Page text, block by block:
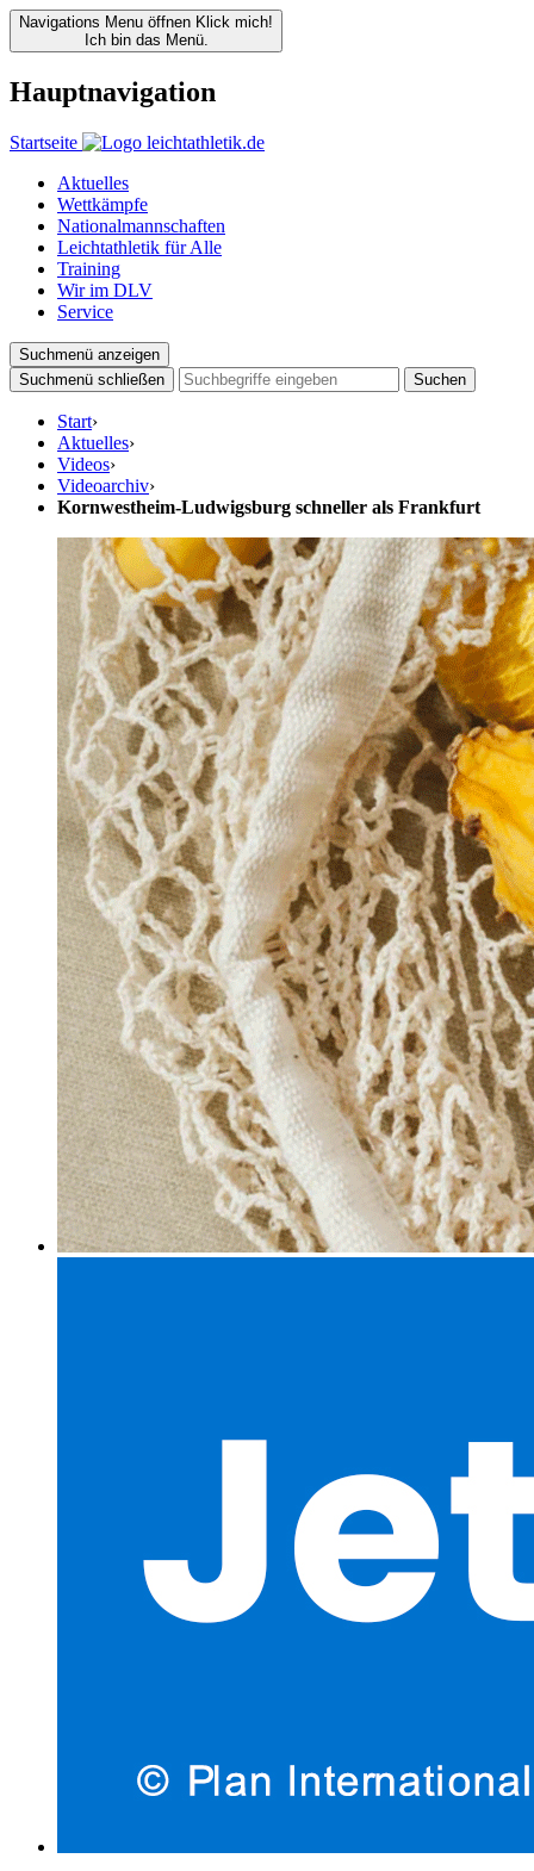
Navigations Menu öffnen Klick mich!
Ich bin das Menü.
Hauptnavigation
Startseite
Aktuelles
Wettkämpfe
Nationalmannschaften
Leichtathletik für Alle
Training
Wir im DLV
Service
Suchmenü anzeigen
Suchmenü schließen
Suchen
Start›
Aktuelles›
Videos›
Videoarchiv›
Kornwestheim-Ludwigsburg schneller als Frankfurt